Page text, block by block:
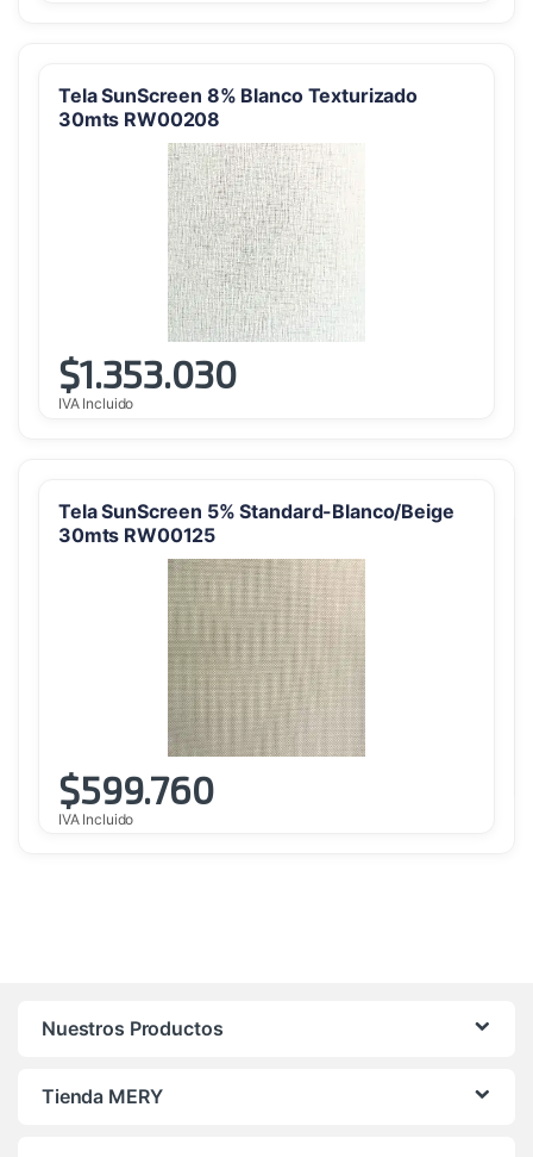
Tela SunScreen 8% Blanco Texturizado
30mts RW00208
$1.353.030
IVA Incluido
Tela SunScreen 5% Standard-Blanco/Beige
30mts RW00125
$599.760
IVA Incluido
Nuestros Productos
Tienda MERY